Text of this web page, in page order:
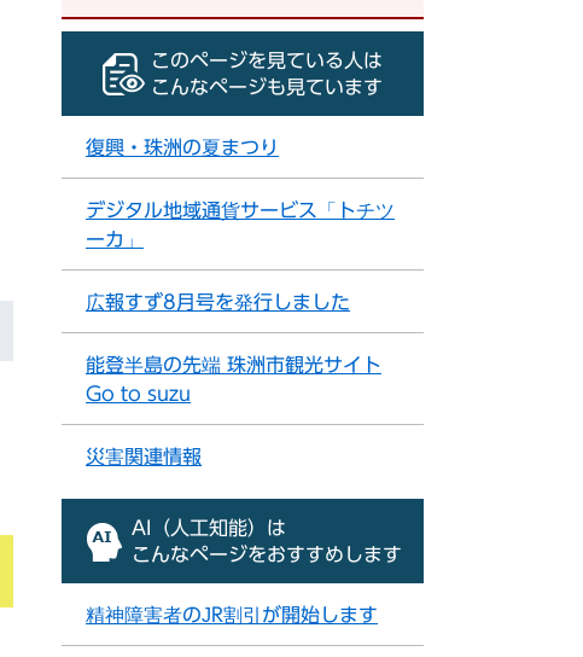
このページを見ている人は
こんなページも見ています
復興・珠洲の夏まつり
デジタル地域通貨サービス「トチツ
ーカ」
広報すず8月号を発行しました
能登半島の先端 珠洲市観光サイト
Go to suzu
災害関連情報
AI（人工知能）は
こんなページをおすすめします
精神障害者のJR割引が開始します